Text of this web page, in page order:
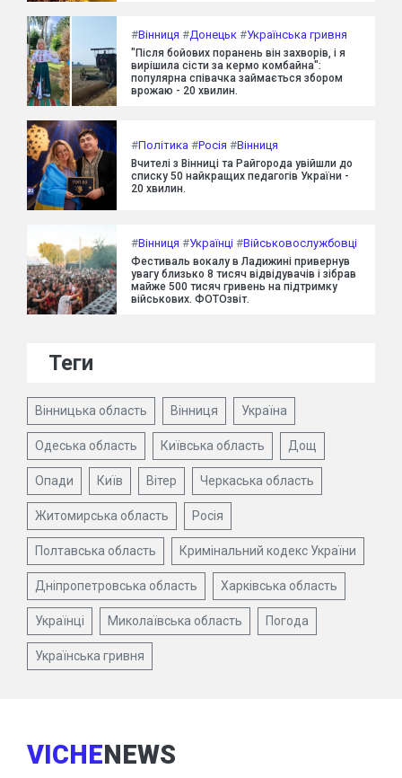
#Вінниця #Донецьк #Українська гривня
"Після бойових поранень він захворів, і я
вирішила сісти за кермо комбайна":
популярна співачка займається збором
врожаю - 20 хвилин.
#Політика #Росія #Вінниця
Вчителі з Вінниці та Райгорода увійшли до
списку 50 найкращих педагогів України -
20 хвилин.
#Вінниця #Українці #Військовослужбовці
Фестиваль вокалу в Ладижині привернув
увагу близько 8 тисяч відвідувачів і зібрав
майже 500 тисяч гривень на підтримку
військових. ФОТОзвіт.
Теги
Вінницька область Вінниця Україна
Одеська область Київська область Дощ
Опади Київ Вітер Черкаська область
Житомирська область Росія
Полтавська область Кримінальний кодекс України
Дніпропетровська область Харківська область
Українці Миколаївська область Погода
Українська гривня
VICHENEWS